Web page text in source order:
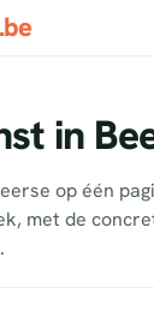
in
op één
met de